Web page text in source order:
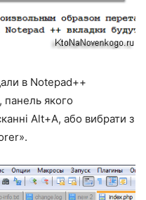
в Notepad++
, панель якого
Alt+A, або вибрати з